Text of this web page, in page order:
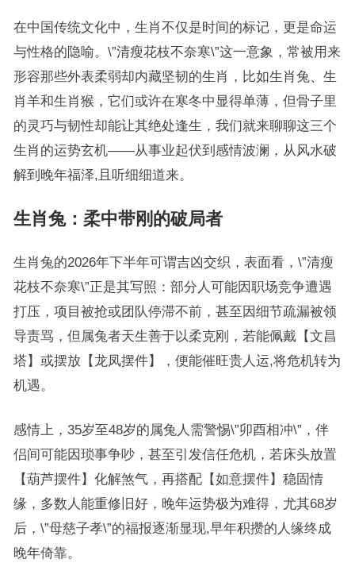
在中国传统文化中，生肖不仅是时间的标记，更是命运
与性格的隐喻。\”清瘦花枝不奈寒\”这一意象，常被用来
形容那些外表柔弱却内藏坚韧的生肖，比如生肖兔、生
肖羊和生肖猴，它们或许在寒冬中显得单薄，但骨子里
的灵巧与韧性却能让其绝处逢生，我们就来聊聊这三个
生肖的运势玄机——从事业起伏到感情波澜，从风水破
解到晚年福泽,且听细细道来。
生肖兔：柔中带刚的破局者
生肖兔的2026年下半年可谓吉凶交织，表面看，\”清瘦
花枝不奈寒\”正是其写照：部分人可能因职场竞争遭遇
打压，项目被抢或团队停滞不前，甚至因细节疏漏被领
导责骂，但属兔者天生善于以柔克刚，若能佩戴【文昌
塔】或摆放【龙凤摆件】，便能催旺贵人运,将危机转为
机遇。
感情上，35岁至48岁的属兔人需警惕\”卯酉相冲\”，伴
侣间可能因琐事争吵，甚至引发信任危机，若床头放置
【葫芦摆件】化解煞气，再搭配【如意摆件】稳固情
缘，多数人能重修旧好，晚年运势极为难得，尤其68岁
后，\”母慈子孝\”的福报逐渐显现,早年积攒的人缘终成
晚年倚靠。